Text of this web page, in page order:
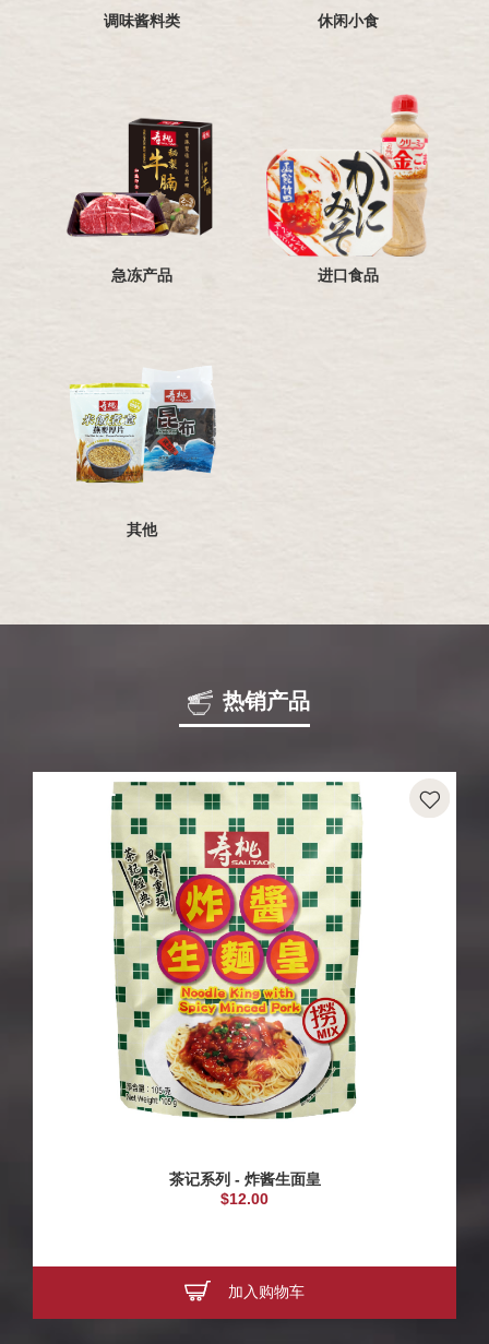
调味酱料类 休闲小食
急冻产品 进口食品
其他
热销产品
茶记系列 - 炸酱生面皇
$12.00
加入购物车